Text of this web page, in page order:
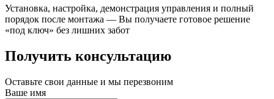
Установка, настройка, демонстрация управления и полный
порядок после монтажа — Вы получаете готовое решение
«под ключ» без лишних забот
Получить консультацию
Оставьте свои данные и мы перезвоним
Ваше имя